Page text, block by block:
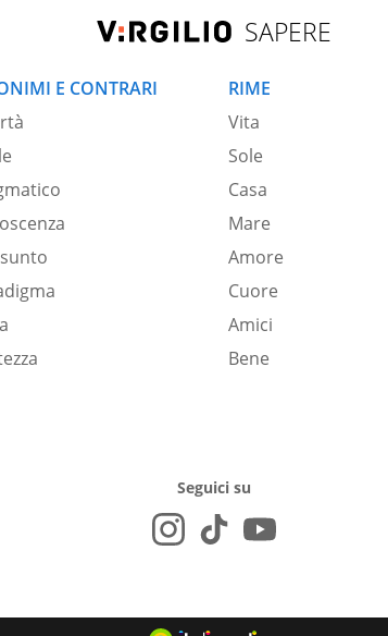
SAPERE
E CONTRARI
RIME
Vita
Sole
Casa
Mare
Amore
Cuore
Amici
Bene
Seguici su